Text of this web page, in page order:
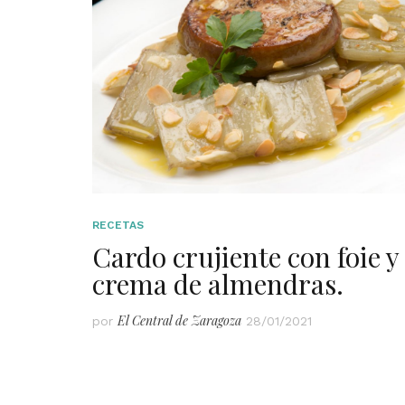
RECETAS
Cardo crujiente con foie y
crema de almendras.
por El Central de Zaragoza 28/01/2021